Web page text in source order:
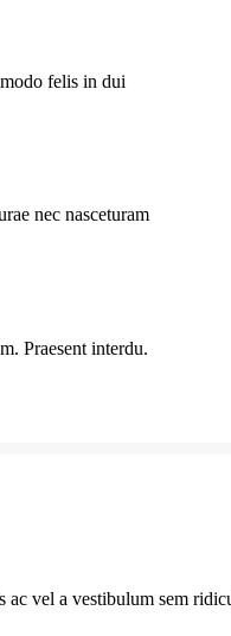
felis in dui
nec nasceturam
Praesent interdu.
vel a vestibulum sem